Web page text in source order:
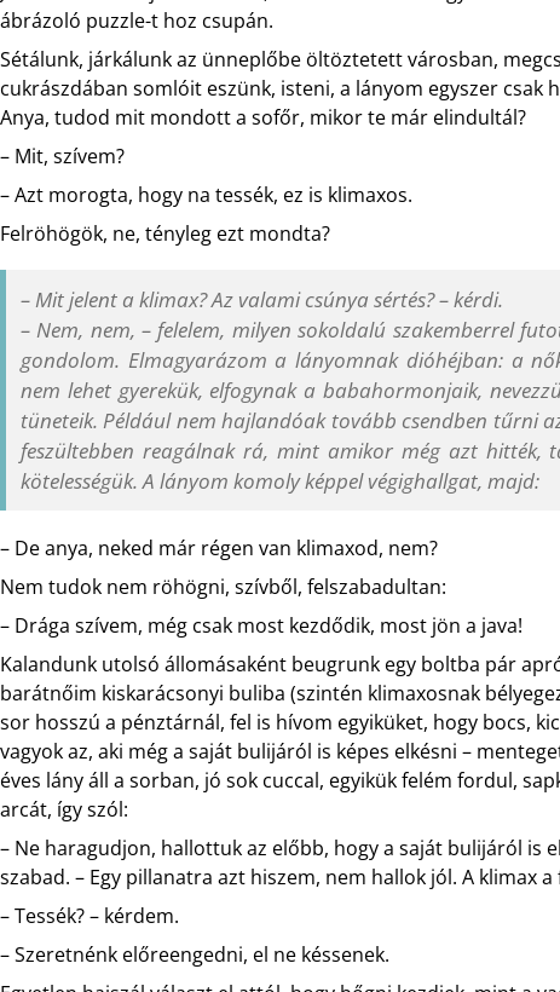
ábrázoló puzzle-t hoz csupán.
Sétálunk, járkálunk az ünneplőbe öltöztetett városban,
cukrászdában somlóit eszünk, isteni, a lányom egyszer csak
Anya, tudod mit mondott a sofőr, mikor te már elindultál?
– Mit, szívem?
– Azt morogta, hogy na tessék, ez is klimaxos.
Felröhögök, ne, tényleg ezt mondta?
– Mit jelent a klimax? Az valami csúnya sértés? – kérdi.
– Nem, nem, – felelem, milyen sokoldalú szakemberrel
gondolom. Elmagyarázom a lányomnak dióhéjban: a
nem lehet gyerekük, elfogynak a babahormonjaik,
tüneteik. Például nem hajlandóak tovább csendben tűrni
feszültebben reagálnak rá, mint amikor még azt
kötelességük. A lányom komoly képpel végighallgat, majd:
– De anya, neked már régen van klimaxod, nem?
Nem tudok nem röhögni, szívből, felszabadultan:
– Drága szívem, még csak most kezdődik, most jön a java!
Kalandunk utolsó állomásaként beugrunk egy boltba pár
barátnőim kiskarácsonyi buliba (szintén klimaxosnak
sor hosszú a pénztárnál, fel is hívom egyiküket, hogy bocs,
vagyok az, aki még a saját bulijáról is képes elkésni –
éves lány áll a sorban, jó sok cuccal, egyikük felém fordul,
arcát, így szól:
– Ne haragudjon, hallottuk az előbb, hogy a saját bulijáról is
szabad. – Egy pillanatra azt hiszem, nem hallok jól. A klimax
– Tessék? – kérdem.
– Szeretnénk előreengedni, el ne késsenek.